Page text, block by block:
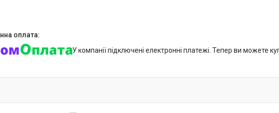
У компанії підключені електронні платежі. Тепер ви можете